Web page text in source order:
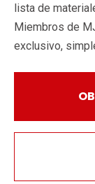
lista de
Miembros de
exclusivo,